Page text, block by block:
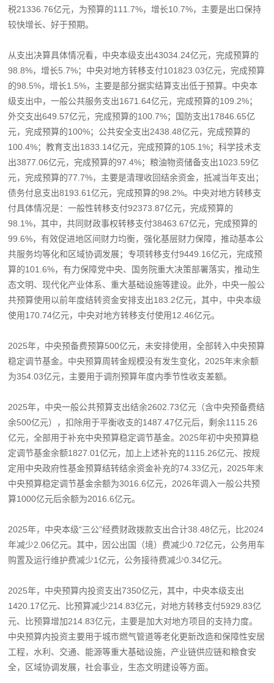
税21336.76亿元，为预算的111.7%，增长10.7%，主要是出口保持
较快增长、好于预期。
从支出决算具体情况看，中央本级支出43034.24亿元，完成预算的
98.8%，增长5.7%；中央对地方转移支付101823.03亿元，完成预算
的98.5%，增长1.5%，主要是部分据实结算支出低于预算。中央本
级支出中，一般公共服务支出1671.64亿元，完成预算的109.2%；
外交支出649.57亿元，完成预算的100.7%；国防支出17846.65亿
元，完成预算的100%；公共安全支出2438.48亿元，完成预算的
100.4%；教育支出1833.14亿元，完成预算的105.1%；科学技术支
出3877.06亿元，完成预算的97.4%；粮油物资储备支出1023.59亿
元，完成预算的77.7%，主要是清理收回结余资金，抵减当年支出；
债务付息支出8193.61亿元，完成预算的98.2%。中央对地方转移支
付具体情况是：一般性转移支付92373.87亿元，完成预算的
98.1%，其中，共同财政事权转移支付38463.67亿元，完成预算的
99.6%，有效促进地区间财力均衡，强化基层财力保障，推动基本公
共服务均等化和区域协调发展；专项转移支付9449.16亿元，完成预
算的101.6%，有力保障党中央、国务院重大决策部署落实，推动生
态文明、现代化产业体系、重大基础设施等建设。此外，中央一般公
共预算使用以前年度结转资金安排支出183.2亿元，其中，中央本级
使用170.74亿元，中央对地方转移支付使用12.46亿元。
2025年，中央预备费预算500亿元，未安排使用，全部转入中央预算
稳定调节基金。中央预算周转金规模没有发生变化，2025年末余额
为354.03亿元，主要用于调剂预算年度内季节性收支差额。
2025年，中央一般公共预算支出结余2602.73亿元（含中央预备费结
余500亿元），扣除用于平衡收支的1487.47亿元后，剩余1115.26
亿元，全部用于补充中央预算稳定调节基金。2025年初中央预算稳
定调节基金余额1827.01亿元，加上上述补充的1115.26亿元、按规
定用中央政府性基金预算结转结余资金补充的74.33亿元，2025年末
中央预算稳定调节基金余额为3016.6亿元，2026年调入一般公共预
算1000亿元后余额为2016.6亿元。
2025年，中央本级“三公”经费财政拨款支出合计38.48亿元，比2024
年减少2.06亿元。其中，因公出国（境）费减少0.72亿元，公务用车
购置及运行维护费减少1亿元，公务接待费减少0.34亿元。
2025年，中央预算内投资支出7350亿元，其中，中央本级支出
1420.17亿元、比预算减少214.83亿元，对地方转移支付5929.83亿
元、比预算增加214.83亿元，主要是加大对地方项目的支持力度。
中央预算内投资主要用于城市燃气管道等老化更新改造和保障性安居
工程，水利、交通、能源等重大基础设施，产业链供应链和粮食安
全，区域协调发展，社会事业，生态文明建设等方面。